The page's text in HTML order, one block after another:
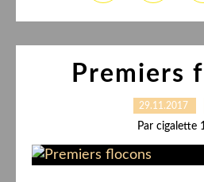
Premiers
29.11.2017
Par cigalette